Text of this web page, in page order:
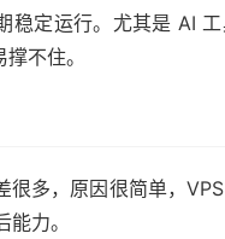
稳定运行。尤其是 AI
不住。
很多，原因很简单，
力。